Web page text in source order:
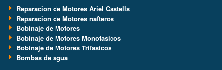
Reparacion de Motores Ariel Castells
Reparacion de Motores nafteros
Bobinaje de Motores
Bobinaje de Motores Monofasicos
Bobinaje de Motores Trifasicos
Bombas de agua